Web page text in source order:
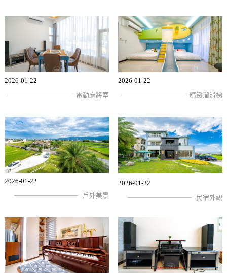
2026-01-22
電動麻將室
2026-01-22
精緻溜滑梯
2026-01-22
戶外美景
2026-01-22
民宿外觀